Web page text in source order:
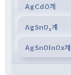
AgCdO계
AgSnO₂계
AgSnOInOx계